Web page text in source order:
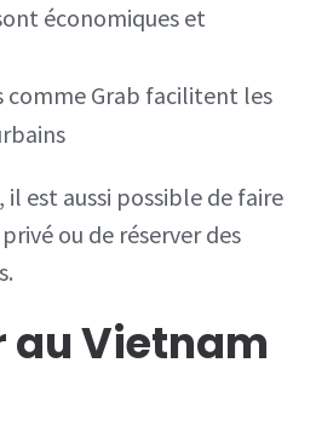
économiques et
comme Grab facilitent les
est aussi possible de faire
ou de réserver des
auVietnam